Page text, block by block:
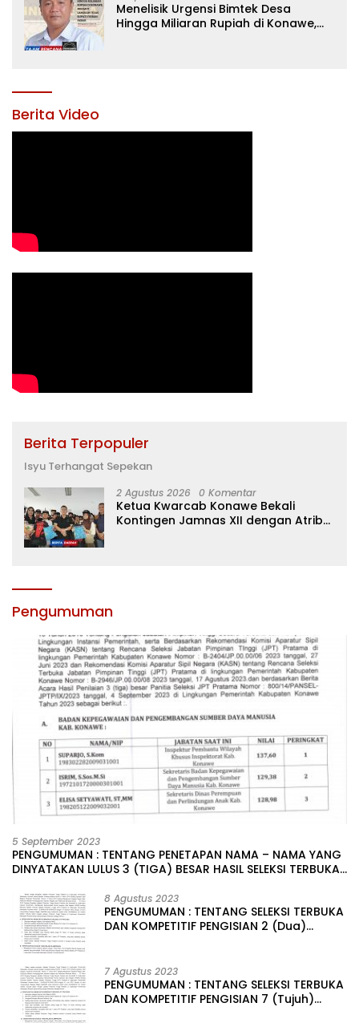
Menelisik Urgensi Bimtek Desa
Hingga Miliaran Rupiah di Konawe,
Berita Video
Berita Terpopuler
Isyu Terhangat Sepekan
2 Agustus 2026 0 Komentar
Ketua Kwarcab Konawe Bekali
Kontingen Jamnas XII dengan Atribut
Pengumuman
5 September 2023
PENGUMUMAN : TENTANG PENETAPAN NAMA – NAMA YANG
DINYATAKAN LULUS 3 (TIGA) BESAR HASIL SELEKSI TERBUKA
LINGKUNGAN PEMERINTAH DAERAH KABUPATEN KONAWE
8 Agustus 2023
PENGUMUMAN : TENTANG SELEKSI TERBUKA
DAN KOMPETITIF PENGISIAN 2 (Dua)
KABUPATEN KONAWE
7 Agustus 2023
PENGUMUMAN : TENTANG SELEKSI TERBUKA
DAN KOMPETITIF PENGISIAN 7 (Tujuh)